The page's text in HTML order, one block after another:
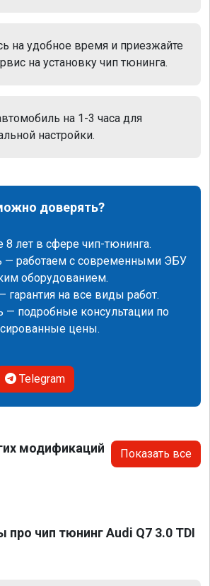
на удобное время и приезжайте
на установку чип тюнинга.
на 1-3 часа для
настройки.
доверять?
лет в сфере чип-тюнинга.
— работаем с современными ЭБУ
оборудованием.
гарантия на все виды работ.
— подробные консультации по
цены.
Telegram
модификаций
Показать все
чип тюнинг Audi Q7 3.0 TDI